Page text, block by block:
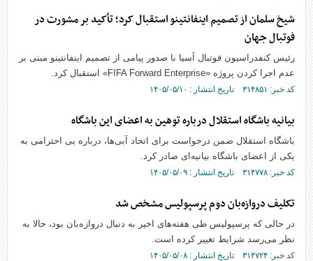
شیخ سلمان از تصمیم اینفانتینو استقبال کرد؛ تأکید بر مشورت در
فوتبال جهان
رئیس کنفدراسیون فوتبال آسیا با صدور پیامی از تصمیم اینفانتینو مبنی بر
عدم اجرا کردن پروژه «FIFA Forward Enterprise» استقبال کرد.
کد خبر: ۳۱۴۸۵۱ تاریخ انتشار : ۱۴۰۵/۰۵/۱۰
بیانیه باشگاه استقلال درباره توهین به اعضای این باشگاه
باشگاه استقلال ضمن درخواست برای اتحاد آبی‌ها، درباره بی احترامی به
یکی از اعضای باشگاه بیانیه‌ای صادر کرد.
کد خبر: ۳۱۴۷۷۸ تاریخ انتشار : ۱۴۰۵/۰۵/۰۹
تکلیف دروازه‌بان دوم پرسپولیس مشخص شد
در حالی که پرسپولیس طی هفته‌های اخیر به دنبال دروازه‌بان بود، حالا به
نظر می‌رسد شرایط تغییر کرده است.
کد خبر: ۳۱۴۷۲۴ تاریخ انتشار : ۱۴۰۵/۰۵/۰۸